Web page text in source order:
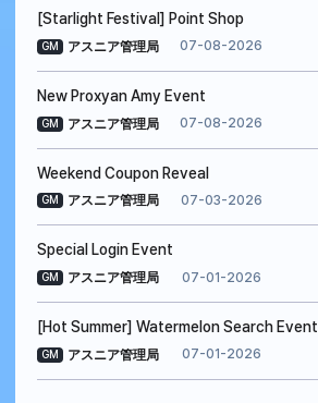
[Starlight Festival] Point Shop
GM アスニア管理局 07-08-2026
New Proxyan Amy Event
GM アスニア管理局 07-08-2026
Weekend Coupon Reveal
GM アスニア管理局 07-03-2026
Special Login Event
GM アスニア管理局 07-01-2026
[Hot Summer] Watermelon Search Event
GM アスニア管理局 07-01-2026